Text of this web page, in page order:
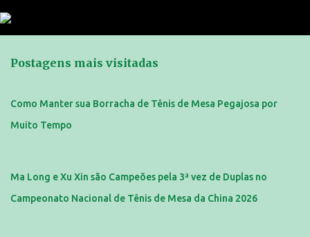
Postagens mais visitadas
Como Manter sua Borracha de Tênis de Mesa Pegajosa por
Muito Tempo
Ma Long e Xu Xin são Campeões pela 3ª vez de Duplas no
Campeonato Nacional de Tênis de Mesa da China 2026